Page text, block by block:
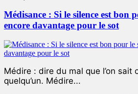
Médisance : Si le silence est bon
encore davantage pour le sot
Médire : dire du mal que l’on sait
quelqu’un. Médire...